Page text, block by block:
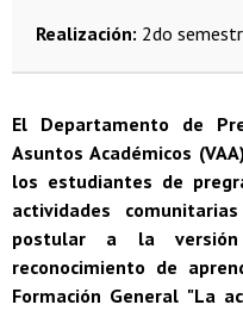
Realización: 2do
El Departamento de
Asuntos Académicos
los estudiantes de
actividades
postular a la
reconocimiento de
Formación General "La